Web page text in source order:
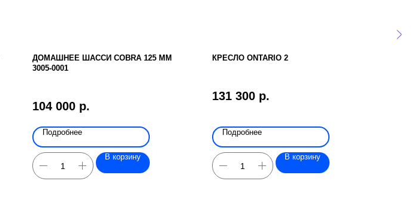
ДОМАШНЕЕ ШАССИ COBRA 125 ММ
3005-0001
104 000 р.
Подробнее
В корзину
КРЕСЛО ONTARIO 2
131 300 р.
Подробнее
В корзину